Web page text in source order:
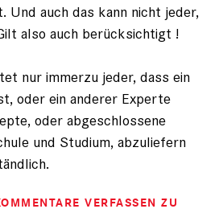
auch das kann nicht jeder,
also auch berücksichtigt !
nur immerzu jeder, dass ein
oder ein anderer Experte
oder abgeschlossene
und Studium, abzuliefern
VERFASSEN ZU